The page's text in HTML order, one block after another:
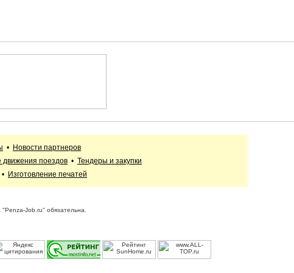
• Новости партнеров
движения поездов • Тендеры и закупки
• Изготовление печатей
Job.ru" обязательна.